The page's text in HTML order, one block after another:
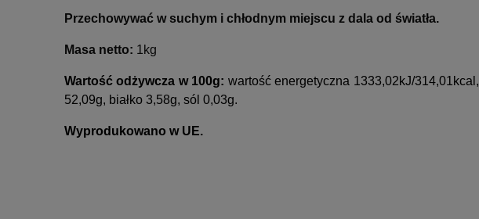
Przechowywać w suchym i chłodnym miejscu z dala od światła.
Masa netto: 1kg
Wartość odżywcza w 100g: wartość energetyczna 1333,02kJ/314,01kcal,
52,09g, białko 3,58g, sól 0,03g.
Wyprodukowano w UE.